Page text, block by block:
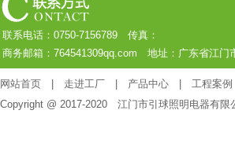
联系电话：0750-7156789 传真：
商务邮箱：764541309qq.com 地址：广东省江门
网站首页 走进工厂 产品中心 工程案例
Copyright @ 2017-2020 江门市引球照明电器有